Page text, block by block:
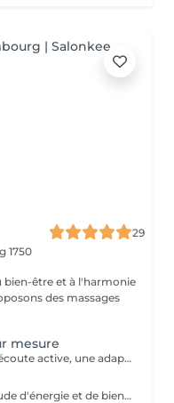
29
1750
bien-être et à l'harmonie
des massages
mesure
C'est plus qu'un massage, c'est une écoute active, une adaptation précise, et une maîtrise de chaque mouvement pour transcender votre expérience de bien-être. Il est créé uniquement pour vous, pour répondre pleinement à vos aspirations de bien-être. Il pourra être personnalisé selon vos besoins et problématique du moment : stress, postures inconfortables au travail, position assise prolongée, des efforts sportifs intenses ou autres. Avant de commencer la séance de massage sur mesure, nous définissons ensemble les zones du corps à privilégier, le type de technique et pression à exercer (doux, profond, enveloppant, énergétique) afin de m'adapter au mieux à votre besoin du moment. Invitez le luxe d'un soin sur-mesure dans votre vie et octroyez vous une halte bien-être inégalée!
Découvrez une expérience de plénitude d'énergie et de bien-être avec une alliance parfaite du massage relaxant du corps de 60 minutes et réflexologie plantaire de 30 minutes. Plongez-vous dans les sensations de bien-être et de sérénité grâce aux mouvements lents et enveloppants et des parfums délicats des huiles. Ce massage relaxant procure le relâchement des tensions musculaires et l'apaisement de l'esprit. Poursuivez l'expérience avec une demi-heure consacrée à vos pieds, véritable relais de l'équilibre et de l'harmonie global. Le travail délicat sur les zones réflexes des pieds permet rétablir une libre circulation d'énergie dans votre corps et une synergie de fonctionnement des organes internes. Offrez-vous une combinaison idéale pour une détente profonde, libération de stress et l'harmonie intérieure.